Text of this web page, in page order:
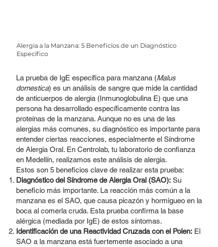
Alergia a la Manzana: 5 Beneficios de un Diagnóstico
Específico
La prueba de IgE específica para manzana (Malus
domestica) es un análisis de sangre que mide la cantidad
de anticuerpos de alergia (Inmunoglobulina E) que una
persona ha desarrollado específicamente contra las
proteínas de la manzana. Aunque no es una de las
alergias más comunes, su diagnóstico es importante para
entender ciertas reacciones, especialmente el Síndrome
de Alergia Oral. En Centrolab, tu laboratorio de confianza
en Medellín, realizamos este análisis de alergia.
Estos son 5 beneficios clave de realizar esta prueba:
Diagnóstico del Síndrome de Alergia Oral (SAO):Su
beneficio más importante. La reacción más común a la
manzana es el SAO, que causa picazón y hormigueo en la
boca al comerla cruda. Esta prueba confirma la base
alérgica (mediada por IgE) de estos síntomas.
Identificación de una Reactividad Cruzada con el Polen:El
SAO a la manzana está fuertemente asociado a una